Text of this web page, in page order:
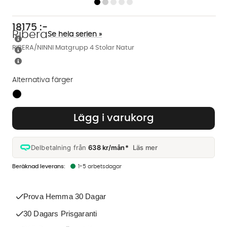
RIBERA/NINNI Matgrupp 4 Stolar Natur
Ribera Se hela serien »
18175 :-
Lägg i varukorg
Delbetalning från638 kr/mån* Läs mer
1-5 arbetsdagar
Alternativa färger
Finns även i dessa färger:
Prova Hemma 30 Dagar
30 Dagars Prisgaranti